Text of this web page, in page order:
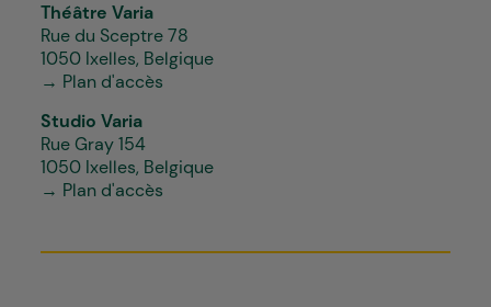
Théâtre Varia
Rue du Sceptre 78
1050 Ixelles, Belgique
→ Plan d'accès
Studio Varia
Rue Gray 154
1050 Ixelles, Belgique
→ Plan d'accès